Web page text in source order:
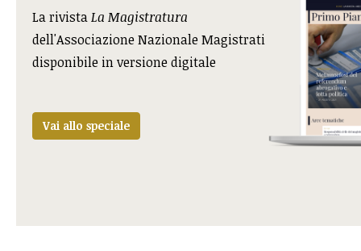
La rivistaLa Magistratura
dell'Associazione Nazionale Magistrati
disponibile in versione digitale
Vai allo speciale